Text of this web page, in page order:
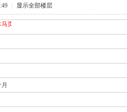
显示全部楼层
(QQ空间)骗取qq密码